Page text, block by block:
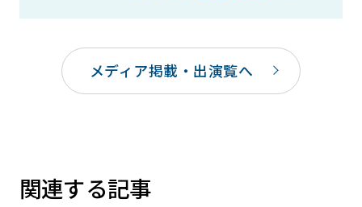
メディア掲載・出演覧へ
関連する記事